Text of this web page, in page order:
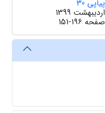
پیاپی 30
اردیبهشت 1399
صفحه 151-196